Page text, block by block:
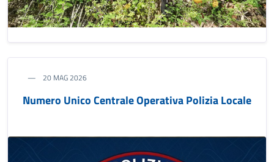
20 MAG 2026
Numero Unico Centrale Operativa Polizia Locale